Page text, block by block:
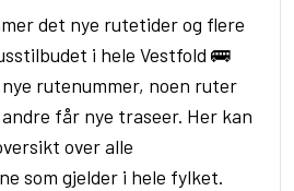
det nye rutetider og flere
i hele Vestfold 🚌
rutenummer, noen ruter
får nye traseer. Her kan
over alle
som gjelder i hele fylket.